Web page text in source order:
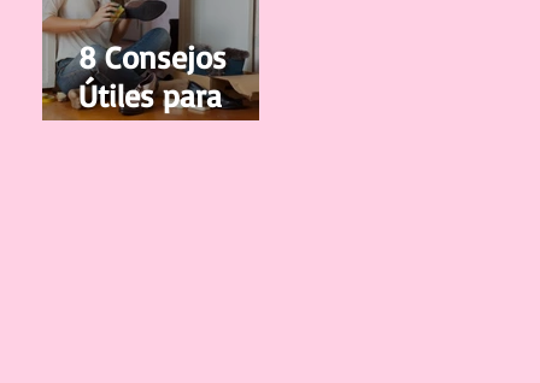
8 Consejos
Útiles para
cuidar y limpiar